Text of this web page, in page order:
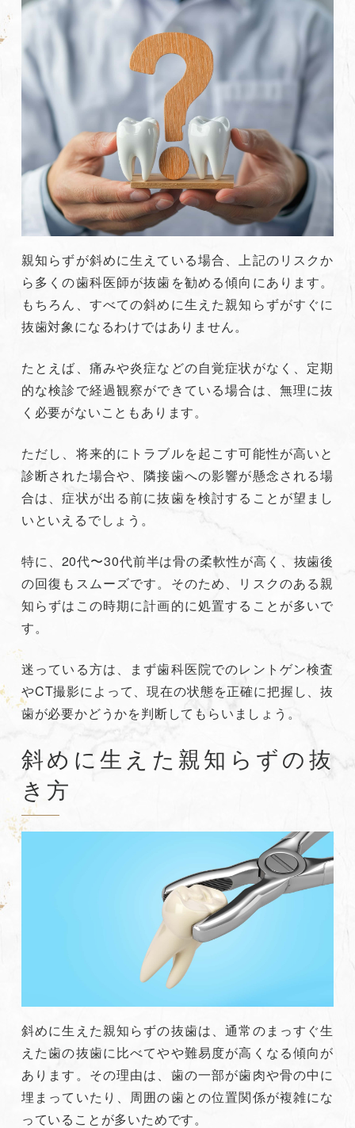
親知らずが斜めに生えている場合、上記のリスクか
ら多くの歯科医師が抜歯を勧める傾向にあります。
もちろん、すべての斜めに生えた親知らずがすぐに
抜歯対象になるわけではありません。
たとえば、痛みや炎症などの自覚症状がなく、定期
的な検診で経過観察ができている場合は、無理に抜
く必要がないこともあります。
ただし、将来的にトラブルを起こす可能性が高いと
診断された場合や、隣接歯への影響が懸念される場
合は、症状が出る前に抜歯を検討することが望まし
いといえるでしょう。
特に、20代〜30代前半は骨の柔軟性が高く、抜歯後
の回復もスムーズです。そのため、リスクのある親
知らずはこの時期に計画的に処置することが多いで
す。
迷っている方は、まず歯科医院でのレントゲン検査
やCT撮影によって、現在の状態を正確に把握し、抜
歯が必要かどうかを判断してもらいましょう。
斜めに生えた親知らずの抜
き方
斜めに生えた親知らずの抜歯は、通常のまっすぐ生
えた歯の抜歯に比べてやや難易度が高くなる傾向が
あります。その理由は、歯の一部が歯肉や骨の中に
埋まっていたり、周囲の歯との位置関係が複雑にな
っていることが多いためです。